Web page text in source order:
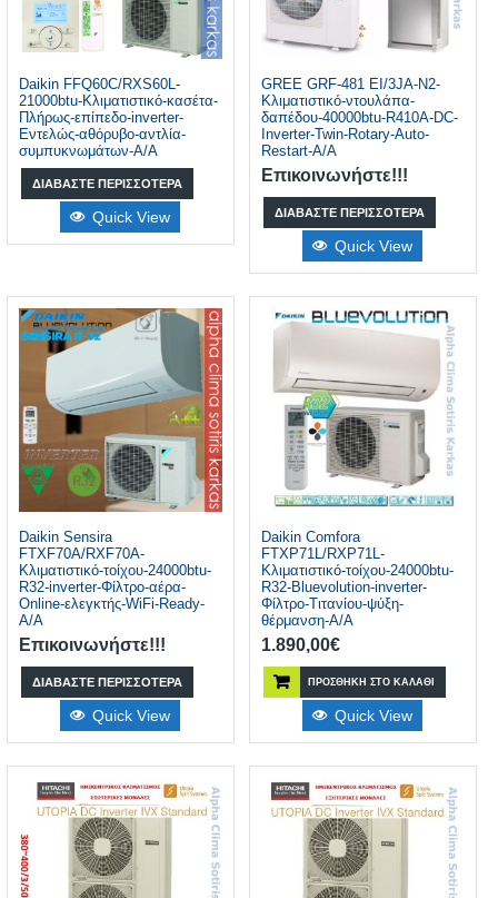
Daikin FFQ60C/RXS60L-
21000btu-Κλιματιστικό-κασέτα-
Πλήρως-επίπεδο-inverter-
Εντελώς-αθόρυβο-αντλία-
συμπυκνωμάτων-A/A
ΔΙΑΒΆΣΤΕ ΠΕΡΙΣΣΌΤΕΡΑ
Quick View
GREE GRF-481 EI/3JA-N2-
Κλιματιστικό-ντουλάπα-
δαπέδου-40000btu-R410A-DC-
Inverter-Twin-Rotary-Auto-
Restart-A/A
Επικοινωνήστε!!!
ΔΙΑΒΆΣΤΕ ΠΕΡΙΣΣΌΤΕΡΑ
Quick View
Daikin Sensira
FTXF70A/RXF70A-
Κλιματιστικό-τοίχου-24000btu-
R32-inverter-Φίλτρο-αέρα-
Online-ελεγκτής-WiFi-Ready-
A/A
Επικοινωνήστε!!!
ΔΙΑΒΆΣΤΕ ΠΕΡΙΣΣΌΤΕΡΑ
Quick View
Daikin Comfora
FTXP71L/RXP71L-
Κλιματιστικό-τοίχου-24000btu-
R32-Bluevolution-inverter-
Φίλτρο-Τιτανίου-ψύξη-
θέρμανση-A/A
1.890,00€
ΠΡΟΣΘΉΚΗ ΣΤΟ ΚΑΛΆΘΙ
Quick View